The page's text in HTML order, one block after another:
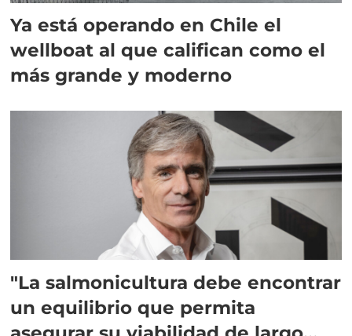
Ya está operando en Chile el
wellboat al que califican como el
más grande y moderno
"La salmonicultura debe encontrar
un equilibrio que permita